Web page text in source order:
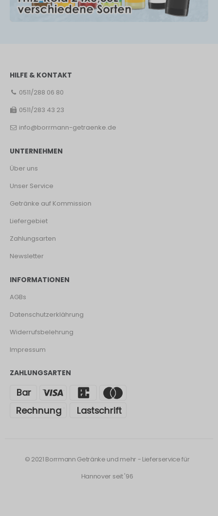
HILFE & KONTAKT
0511/288 06 80
0511/283 43 23
info@borrmann-getraenke.de
UNTERNEHMEN
Über uns
Unser Service
Getränke auf Kommission
Liefergebiet
Zahlungsarten
Newsletter
INFORMATIONEN
AGBs
Datenschutzerklährung
Widerrufsbelehrung
Impressum
ZAHLUNGSARTEN
© 2021 Borrmann Getränke und mehr - Lieferservice für
Hannover seit '96